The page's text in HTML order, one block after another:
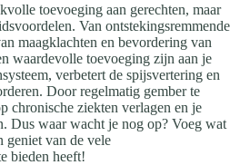
toevoeging aan gerechten, maar
Van ontstekingsremmende
maagklachten en bevordering van
waardevolle toevoeging zijn aan je
verbetert de spijsvertering en
Door regelmatig gember te
chronische ziekten verlagen en je
Dus waar wacht je nog op? Voeg wat
geniet van de vele
bieden heeft!